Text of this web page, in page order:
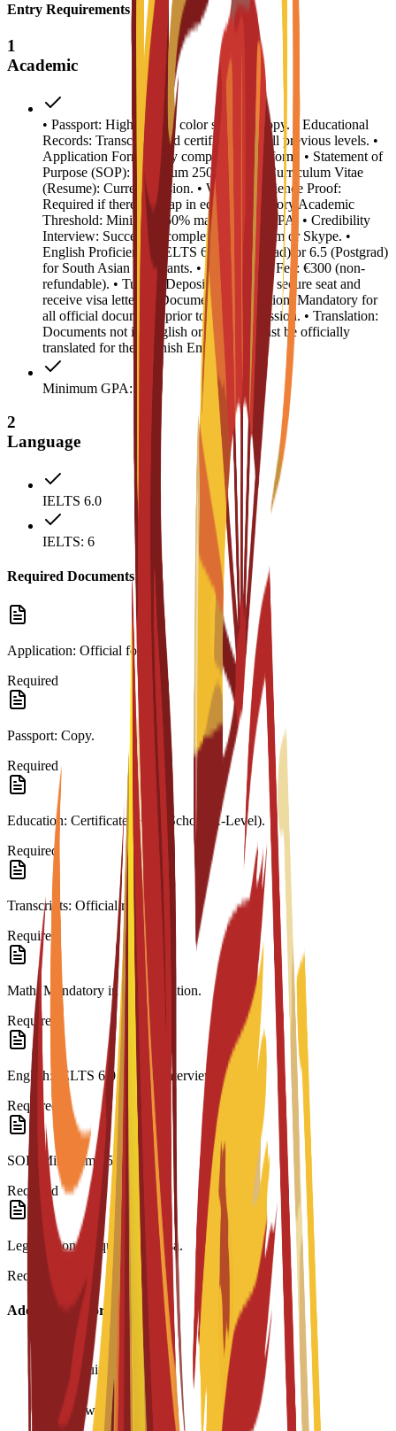
Entry Requirements
1
Academic
• Passport: High-quality color scanned copy. • Educational
Records: Transcripts and certificates for all previous levels. •
Application Form: Fully completed C3S form. • Statement of
Purpose (SOP): Minimum 250 words. • Curriculum Vitae
(Resume): Current version. • Work Experience Proof:
Required if there is a gap in education history.Academic
Threshold: Minimum 50% marks or 2.5 GPA. • Credibility
Interview: Successful completion via Zoom or Skype. •
English Proficiency: IELTS 6.0 (Undergrad) or 6.5 (Postgrad)
for South Asian applicants. • Registration Fee: €300 (non-
refundable). • Tuition Deposit: €4,500 (to secure seat and
receive visa letter). • Document Legalization: Mandatory for
all official documents prior to visa submission. • Translation:
Documents not in English or Spanish must be officially
translated for the Spanish Embassy.
Minimum GPA: 2.5
2
Language
IELTS 6.0
IELTS: 6
Required Documents
Application: Official form.
Required
Passport: Copy.
Required
Education: Certificate (High School/A-Level).
Required
Transcripts: Official records.
Required
Math: Mandatory in last education.
Required
English: IELTS 6.0 or C3S interview.
Required
SOP: Minimum 250 words.
Required
Legalization: Required for visa.
Required
Additional Information
Age requirement: 18+
Interview required